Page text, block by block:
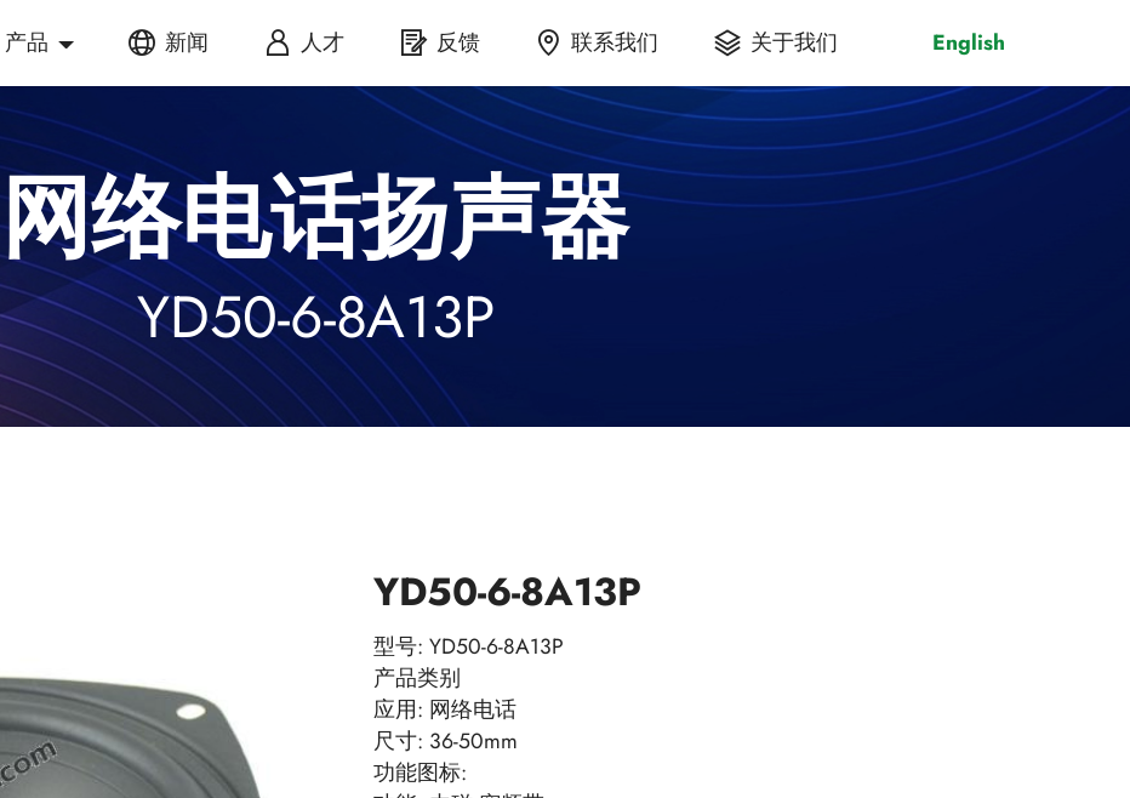
产品 新闻 人才 反馈 联系我们 关于我们 English
网络电话扬声器
YD50-6-8A13P
YD50-6-8A13P
型号: YD50-6-8A13P
产品类别
应用: 网络电话
尺寸: 36-50mm
功能图标: